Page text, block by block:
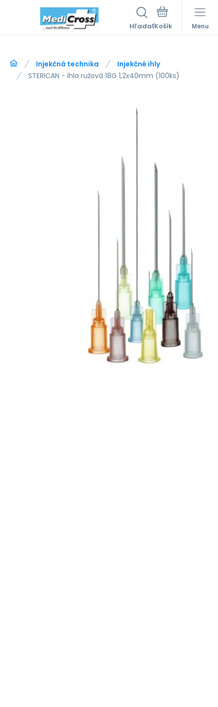
Hľadať Menu
Injekčná technika
Injekčné ihly
STERICAN - ihla ružová 18G 1,2x40mm (100ks)